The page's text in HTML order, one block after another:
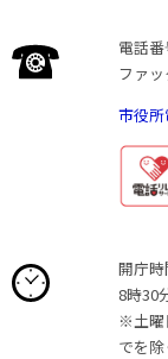
電話番
ファ
市役
開庁時
8時30
※土曜
でを除